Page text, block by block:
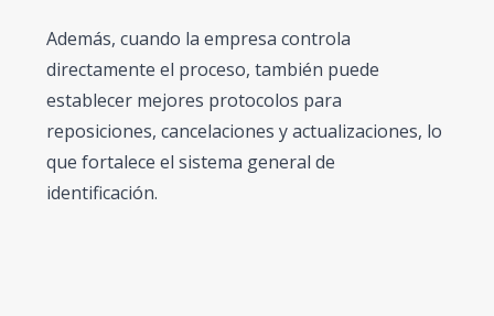
Además, cuando la empresa controla
directamente el proceso, también puede
establecer mejores protocolos para
reposiciones, cancelaciones y actualizaciones, lo
que fortalece el sistema general de
identificación.